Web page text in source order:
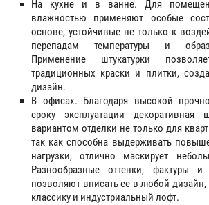
На кухне и в ванне. Для
влажностью применяют особые
основе, устойчивые не только к
перепадам температуры и
Применение штукатурки
традиционных краски и плитки,
дизайн.
В офисах. Благодаря высокой
сроку эксплуатации декоративная
вариантом отделки не только для
так как способна выдерживать
нагрузки, отлично маскирует
Разнообразные оттенки, фактуры
позволяют вписать ее в любой
классику и индустриальный лофт.